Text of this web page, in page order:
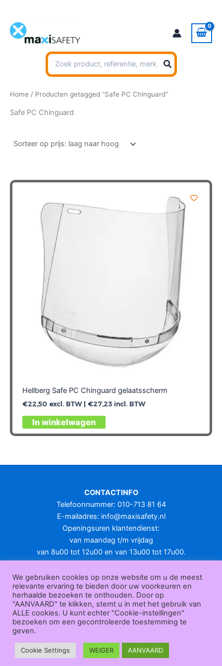
inhoud
Zoeken
naar:
Home / Producten getagged “Safe PC Chinguard”
Safe PC Chinguard
Hellberg Safe PC Chinguard gelaatsscherm
€22,50excl. BTW | €27,23incl. BTW
In winkelwagen
CONTACTINFO
Telefoonnummer: 010-713 81 64
E-mailadres: info@maxisafety.nl
Openingsuren klantendienst:
van maandag t/m vrijdag
van 8u00 tot 12u00 en van 13u00 tot 17u00.
KLANTENSERVICE
Over
ons|Bedrijfsgegevens| F.A.Q.|Bestelprocedure | Betaling
ending | Retourneren|Herroepingsrecht|Herroepingsfunctie
ederverkoop|Bedrukken|Contact
Algemene voorwaarden
Maxisafety.nl © 2026
We gebruiken cookies op onze website om u de meest
relevante ervaring te bieden door uw voorkeuren en
herhaalde bezoeken te onthouden. Door op
"AANVAARD" te klikken, stemt u in met het gebruik van
ALLE cookies. U kunt echter "Cookie-instellingen"
bezoeken om een gecontroleerde toestemming te
geven.
Cookie Settings WEIGER AANVAARD